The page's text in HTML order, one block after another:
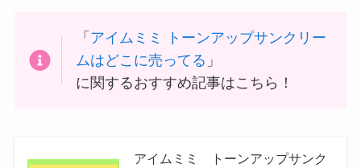
「 アイムミミ トーンアップサンクリー
ムはどこに売ってる 」
に関するおすすめ記事はこちら！
アイムミミ トーンアップサンク